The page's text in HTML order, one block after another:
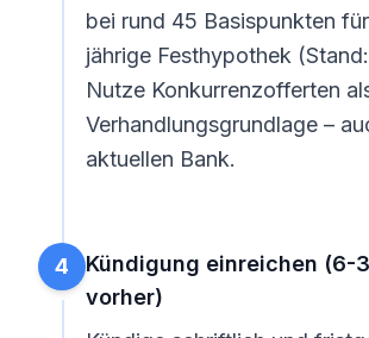
bei rund 45 Basispunkten
jährige Festhypothek
Nutze Konkurrenzofferten
Verhandlungsgrundlage –
aktuellen Bank.
4
Kündigung einreichen (6-
vorher)